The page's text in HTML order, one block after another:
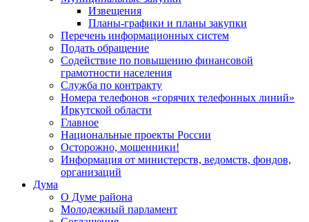
Извещения
Планы-графики и планы закупки
Перечень информационных систем
Подать обращение
Содействие по повышению финансовой
грамотности населения
Служба по контракту
Номера телефонов «горячих телефонных линий»
Иркутской области
Главное
Национальные проекты России
Осторожно, мошенники!
Информация от министерств, ведомств, фондов,
организаций
Дума
О Думе района
Молодежный парламент